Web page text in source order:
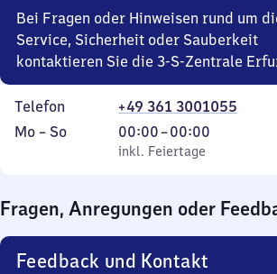
Bei Fragen oder Hinweisen rund um
Service, Sicherheit oder Sauberkeit
kontaktieren Sie die 3-S-Zentrale
Telefon
+49 361 3001055
Montag
Mo – So,
inkl. Feiertage
00:00–00:00
Von
0
0
Uhr
inkl. Feiertage
Fragen, Anregungen oder
Feedback und Kontakt